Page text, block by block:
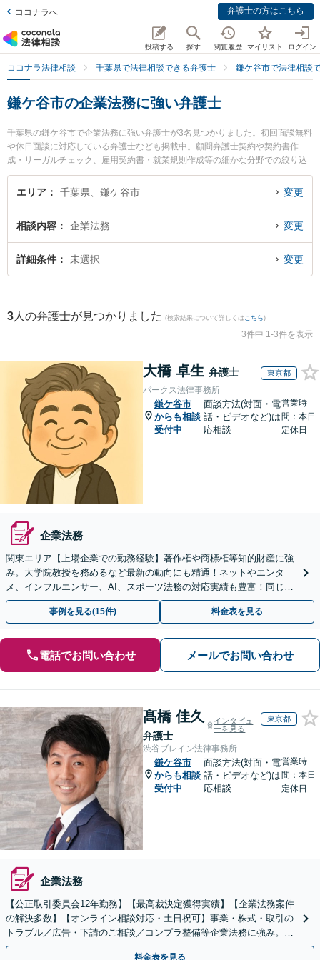
ココナラへ 弁護士の方はこちら
投稿する 探す 閲覧履歴 マイリスト ログイン
ココナラ法律相談 千葉県で法律相談できる弁護士 鎌ケ谷市で法律相談
鎌ケ谷市の企業法務に強い弁護士
千葉県の鎌ケ谷市で企業法務に強い弁護士が3名見つかりました。初回面談無料
や休日面談に対応している弁護士なども掲載中。顧問弁護士契約や契約書作
成・リーガルチェック、雇用契約書・就業規則作成等の細かな分野での絞り込
み検索もでき便利です。特にかまがや総合法律事務所の奧村 裕子弁護士やかま
がや総合法律事務所の新川 雄斗弁護士、かまがや総合法律事務所の塚谷 祐貴弁
い』『企業法務のトラブル解決の実績豊富な近くの弁護士を検索したい』『初
回相談無料で企業法務を法律相談できる鎌ケ谷市内の弁護士に相談予約した
い』などでお困りの相談者さんにおすすめです。
エリア 千葉県、鎌ケ谷市 変更
相談内容 企業法務 変更
詳細条件 未選択 変更
3 人の弁護士が見つかりました (検索結果について詳しくは こちら)
3件中 1-3件を表示
大橋 卓生 弁護士 東京都
パークス法律事務所
鎌ケ谷市
からも相談
受付中
面談方法(対面・電
話・ビデオなど)は
応相談
営業時
間：本日
定休日
企業法務
関東エリア【上場企業での勤務経験】著作権や商標権等知的財産に強
み。大学院教授を務めるなど最新の動向にも精通！ネットやエンタ
メ、インフルエンサー、AI、スポーツ法務の対応実績も豊富！同じ目
線で、実情に合ったアドバイス◎。海外からのご相談も対応
事例を見る(15件) 料金表を見る
電話でお問い合わせ メールでお問い合わせ
髙橋 佳久
弁護士
インタビュ
ーを見る
東京都
渋谷ブレイン法律事務所
鎌ケ谷市
からも相談
受付中
面談方法(対面・電
話・ビデオなど)は
応相談
営業時
間：本日
定休日
企業法務
【公正取引委員会12年勤務】【最高裁決定獲得実績】【企業法務案件
の解決多数】【オンライン相談対応・土日祝可】事業・株式・取引の
トラブル／広告・下請のご相談／コンプラ整備等企業法務に強み。株
式の相続／誹謗中傷対策／不動産問題まで幅広く対応！
料金表を見る